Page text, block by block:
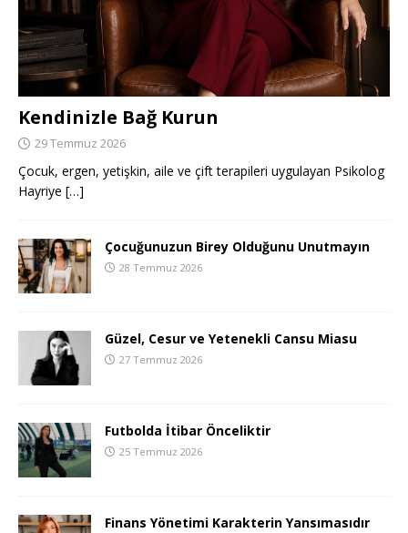
Kendinizle Bağ Kurun
29 Temmuz 2026
Çocuk, ergen, yetişkin, aile ve çift terapileri uygulayan Psikolog
Hayriye […]
Çocuğunuzun Birey Olduğunu Unutmayın
28 Temmuz 2026
Güzel, Cesur ve Yetenekli Cansu Miasu
27 Temmuz 2026
Futbolda İtibar Önceliktir
25 Temmuz 2026
Finans Yönetimi Karakterin Yansımasıdır